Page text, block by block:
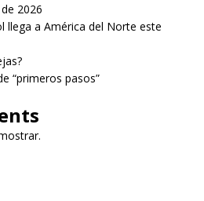
2026
llega a América del Norte este
“primeros pasos”